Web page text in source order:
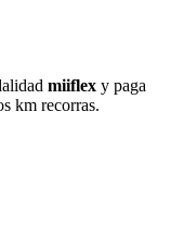
miiflex y paga
km recorras.